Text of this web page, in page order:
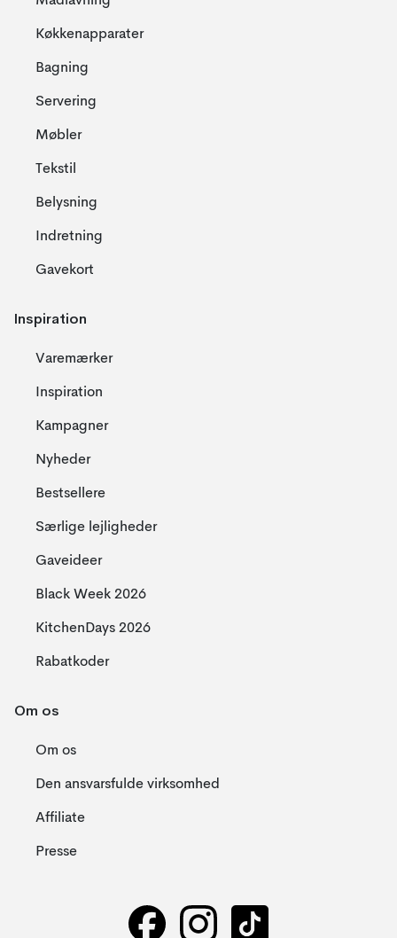
Køkkenapparater
Bagning
Servering
Møbler
Tekstil
Belysning
Indretning
Gavekort
Inspiration
Varemærker
Inspiration
Kampagner
Nyheder
Bestsellere
Særlige lejligheder
Gaveideer
Black Week 2026
KitchenDays 2026
Rabatkoder
Om os
Om os
Den ansvarsfulde virksomhed
Affiliate
Presse